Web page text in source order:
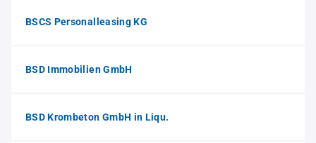
BSCS Personalleasing KG
BSD Immobilien GmbH
BSD Krombeton GmbH in Liqu.